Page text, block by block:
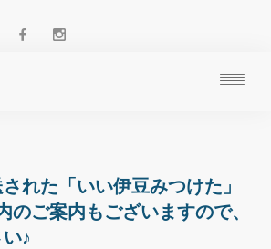
れた「いい伊豆みつけた」
のご案内もございますので、
♪